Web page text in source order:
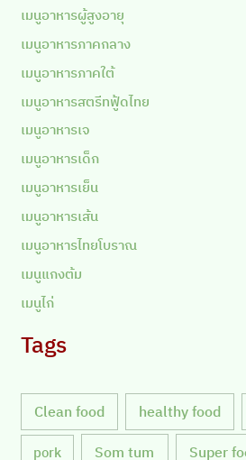
เมนูอาหารผู้สูงอายุ
เมนูอาหารภาคกลาง
เมนูอาหารภาคใต้
เมนูอาหารสตรีทฟู้ดไทย
เมนูอาหารเจ
เมนูอาหารเด็ก
เมนูอาหารเย็น
เมนูอาหารเส้น
เมนูอาหารไทยโบราณ
เมนูแกงต้ม
เมนูไก่
Tags
Clean food healthy food
pork Som tum Super